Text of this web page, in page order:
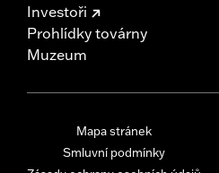
Investoři
Prohlídky továrny
Muzeum
Mapa stránek
Smluvní podmínky